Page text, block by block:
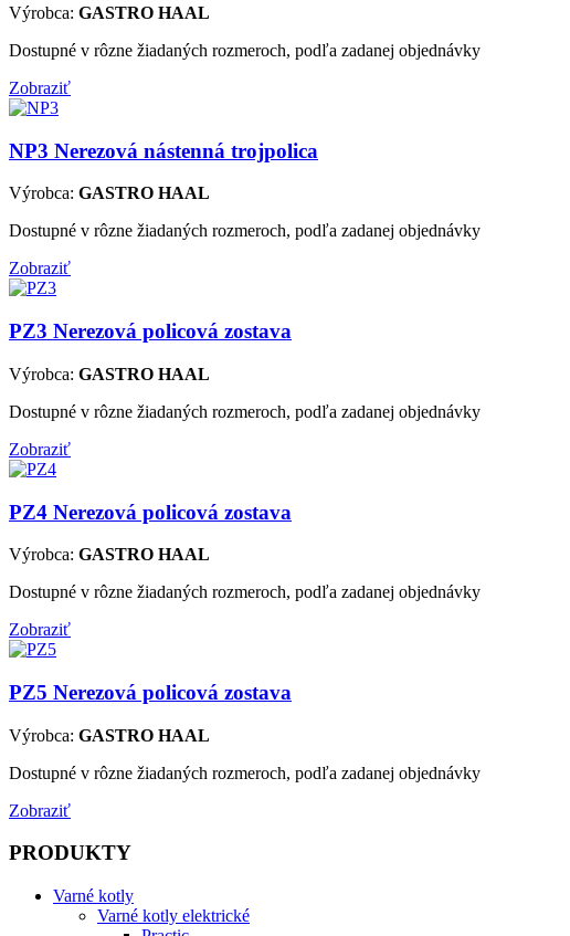
Výrobca: GASTRO HAAL
Dostupné v rôzne žiadaných rozmeroch, podľa zadanej objednávky
Zobraziť
NP3 Nerezová nástenná trojpolica
Výrobca: GASTRO HAAL
Dostupné v rôzne žiadaných rozmeroch, podľa zadanej objednávky
Zobraziť
PZ3 Nerezová policová zostava
Výrobca: GASTRO HAAL
Dostupné v rôzne žiadaných rozmeroch, podľa zadanej objednávky
Zobraziť
PZ4 Nerezová policová zostava
Výrobca: GASTRO HAAL
Dostupné v rôzne žiadaných rozmeroch, podľa zadanej objednávky
Zobraziť
PZ5 Nerezová policová zostava
Výrobca: GASTRO HAAL
Dostupné v rôzne žiadaných rozmeroch, podľa zadanej objednávky
Zobraziť
PRODUKTY
Varné kotly
Varné kotly elektrické